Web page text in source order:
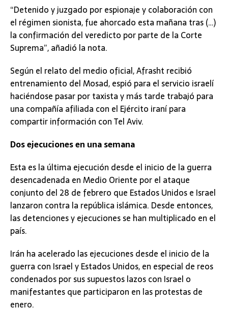
“Detenido y juzgado por espionaje y colaboración con
el régimen sionista, fue ahorcado esta mañana tras (…)
la confirmación del veredicto por parte de la Corte
Suprema”, añadió la nota.
Según el relato del medio oficial, Afrasht recibió
entrenamiento del Mosad, espió para el servicio israelí
haciéndose pasar por taxista y más tarde trabajó para
una compañía afiliada con el Ejército iraní para
compartir información con Tel Aviv.
Dos ejecuciones en una semana
Esta es la última ejecución desde el inicio de la guerra
desencadenada en Medio Oriente por el ataque
conjunto del 28 de febrero que Estados Unidos e Israel
lanzaron contra la república islámica. Desde entonces,
las detenciones y ejecuciones se han multiplicado en el
país.
Irán ha acelerado las ejecuciones desde el inicio de la
guerra con Israel y Estados Unidos, en especial de reos
condenados por sus supuestos lazos con Israel o
manifestantes que participaron en las protestas de
enero.